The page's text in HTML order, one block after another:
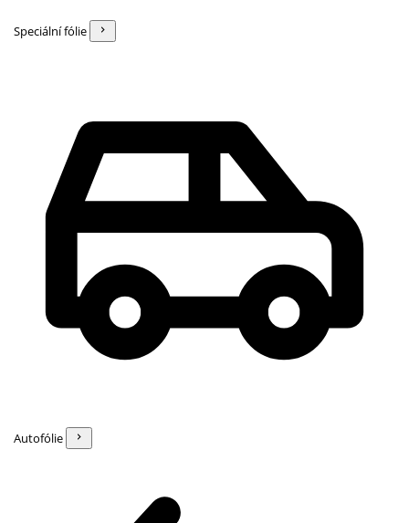
Speciální fólie
Autofólie